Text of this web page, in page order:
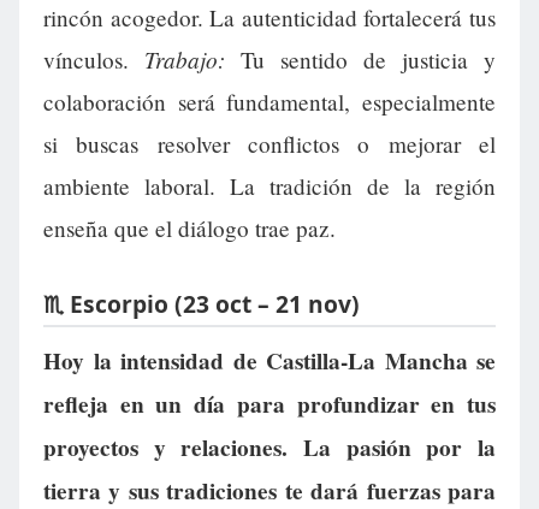
rincón acogedor. La autenticidad fortalecerá tus
vínculos. Trabajo: Tu sentido de justicia y
colaboración será fundamental, especialmente
si buscas resolver conflictos o mejorar el
ambiente laboral. La tradición de la región
enseña que el diálogo trae paz.
♏ Escorpio (23 oct – 21 nov)
Hoy la intensidad de Castilla-La Mancha se
refleja en un día para profundizar en tus
proyectos y relaciones. La pasión por la
tierra y sus tradiciones te dará fuerzas para